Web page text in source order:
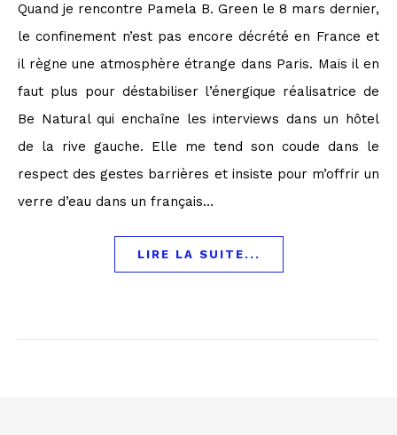
Quand je rencontre Pamela B. Green le 8 mars dernier,
le confinement n’est pas encore décrété en France et
il règne une atmosphère étrange dans Paris. Mais il en
faut plus pour déstabiliser l’énergique réalisatrice de
Be Natural qui enchaîne les interviews dans un hôtel
de la rive gauche. Elle me tend son coude dans le
respect des gestes barrières et insiste pour m’offrir un
verre d’eau dans un français…
LIRE LA SUITE...